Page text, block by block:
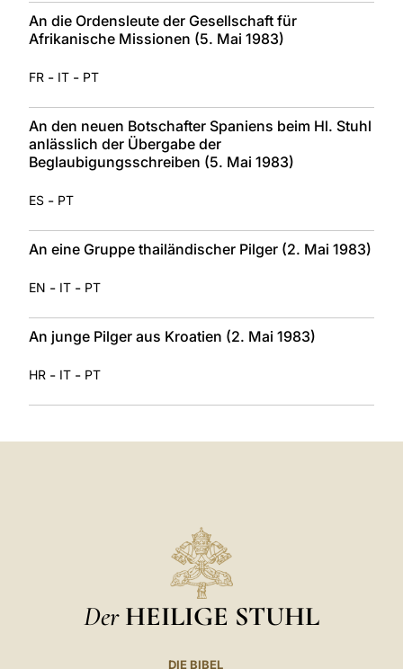
An die Ordensleute der Gesellschaft für
Afrikanische Missionen (5. Mai 1983)
FR - IT - PT
An den neuen Botschafter Spaniens beim Hl. Stuhl
anlässlich der Übergabe der
Beglaubigungsschreiben (5. Mai 1983)
ES - PT
An eine Gruppe thailändischer Pilger (2. Mai 1983)
EN - IT - PT
An junge Pilger aus Kroatien (2. Mai 1983)
HR - IT - PT
Der HEILIGE STUHL
DIE BIBEL